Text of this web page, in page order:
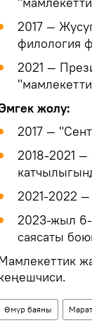
2017 —
филология
2021 —
жолу:
2017 —
2018-2021
2021-2022
2023-жыл 6-
саясаты
Өмүр баяны